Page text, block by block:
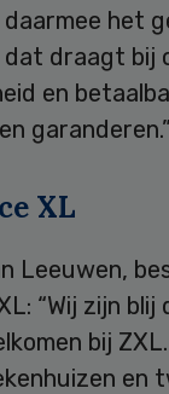
het
draagt bij
en
garanderen.”
XL
Leeuwen,
“Wij zijn blij
bij
en